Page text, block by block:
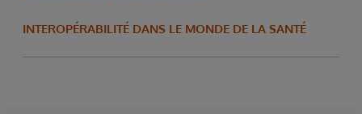
INTEROPÉRABILITÉ DANS LE MONDE DE LA SANTÉ